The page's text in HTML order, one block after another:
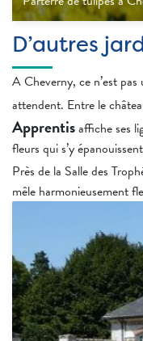
D’autres
A Cheverny, ce n’est pas
attendent. Entre le
Apprentisaffiche ses
fleurs qui s’y
Près de la Salle des
mêle harmonieusement